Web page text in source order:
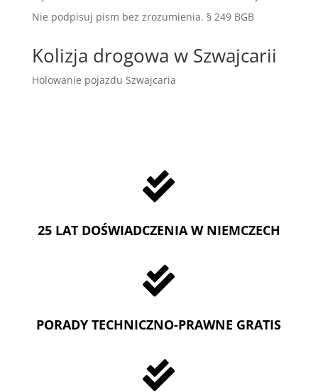
Nie podpisuj pism bez zrozumienia. § 249 BGB
Kolizja drogowa w Szwajcarii
Holowanie pojazdu Szwajcaria

25 LAT DOŚWIADCZENIA W NIEMCZECH

PORADY TECHNICZNO-PRAWNE GRATIS
